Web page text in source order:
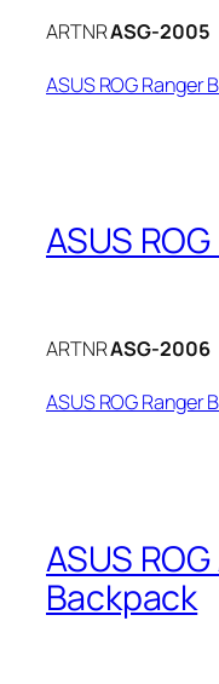
ARTNRASG-2005
ASUS ROG Ranger
ASUS
ARTNRASG-2006
ASUS ROG Ranger
ASUS
Backpack